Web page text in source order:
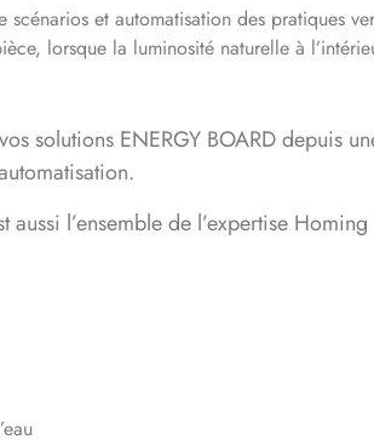
scénarios et automatisation des pratiques
lorsque la luminosité naturelle à
solutions ENERGY BOARD depuis
aussi l’ensemble de l’expertise